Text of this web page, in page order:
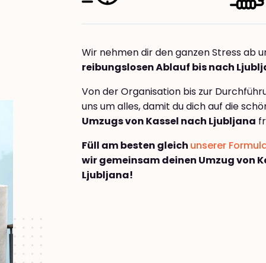
Wir nehmen dir den ganzen Stress ab
reibungslosen Ablauf bis nach
Von der Organisation bis zur
uns um alles, damit du dich auf die
Umzugs von Kassel nach Ljubljana
Füll am besten gleich unserer
wir gemeinsam deinen Umzug von
Ljubljana!